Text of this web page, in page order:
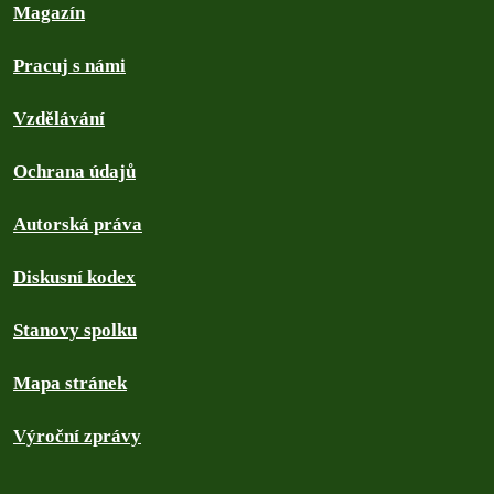
Magazín
Pracuj s námi
Vzdělávání
Ochrana údajů
Autorská práva
Diskusní kodex
Stanovy spolku
Mapa stránek
Výroční zprávy